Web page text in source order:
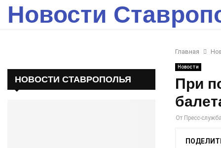
Новости
Главная
Новости
При
От Пресс-
НОВОСТИ СТАВРОПОЛЬЯ